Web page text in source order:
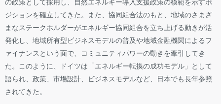
ジションを確立してきた。また、協同組合法のもと、地域のさまざ
まなステークホルダーがエネルギー協同組合を立ち上げる動きが活
発化し、地域所有型ビジネスモデルの普及や地域金融機関によるフ
ァイナンスという面で、コミュニティパワーの動きを牽引してき
た。このように、ドイツは「エネルギー転換の成功モデル」として
語られ、政策、市場設計、ビジネスモデルなど、日本でも長年参照
されてきた。